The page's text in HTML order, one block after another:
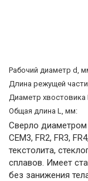
Рабочий диаметр d,
Длина режущей
Диаметр хвостовика
Общая длина L, мм:
Сверло диаметром
CEM3, FR2, FR3,
текстолита,
сплавов. Имеет
без занижения